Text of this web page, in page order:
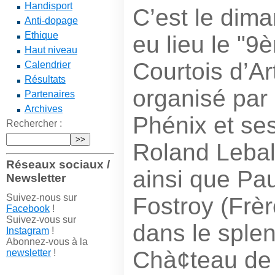
Handisport
Anti-dopage
Ethique
Haut niveau
Calendrier
Résultats
Partenaires
Archives
Rechercher :
Réseaux sociaux /
Newsletter
Suivez-nous sur
Facebook!
Suivez-vous sur
Instagram!
Abonnez-vous à la
newsletter!
C’est le
eu lieu le
Courtois
organisé
Phénix et
Roland
ainsi que
Fostroy
dans le
Chà¢teau